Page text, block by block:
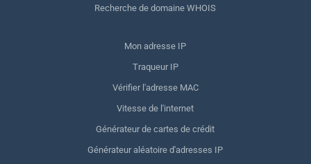
Recherche de domaine WHOIS
Mon adresse IP
Traqueur IP
Vérifier l'adresse MAC
Vitesse de l'internet
Générateur de cartes de crédit
Générateur aléatoire d'adresses IP